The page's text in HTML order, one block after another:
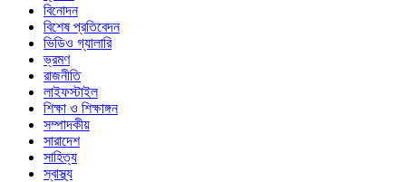
বিনোদন
বিশেষ প্রতিবেদন
ভিডিও গ্যালারি
ভ্রমণ
রাজনীতি
লাইফস্টাইল
শিক্ষা ও শিক্ষাঙ্গন
সম্পাদকীয়
সারাদেশ
সাহিত্য
স্বাস্থ্য